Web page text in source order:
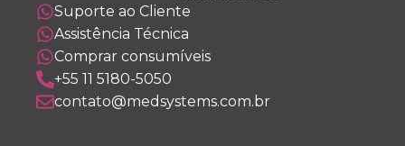
Suporte ao Cliente
Assistência Técnica
Comprar consumíveis
+55 11 5180-5050
contato@medsystems.com.br